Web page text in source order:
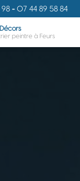
98- 07 44 89 58 84
Décors
peintre à Feurs